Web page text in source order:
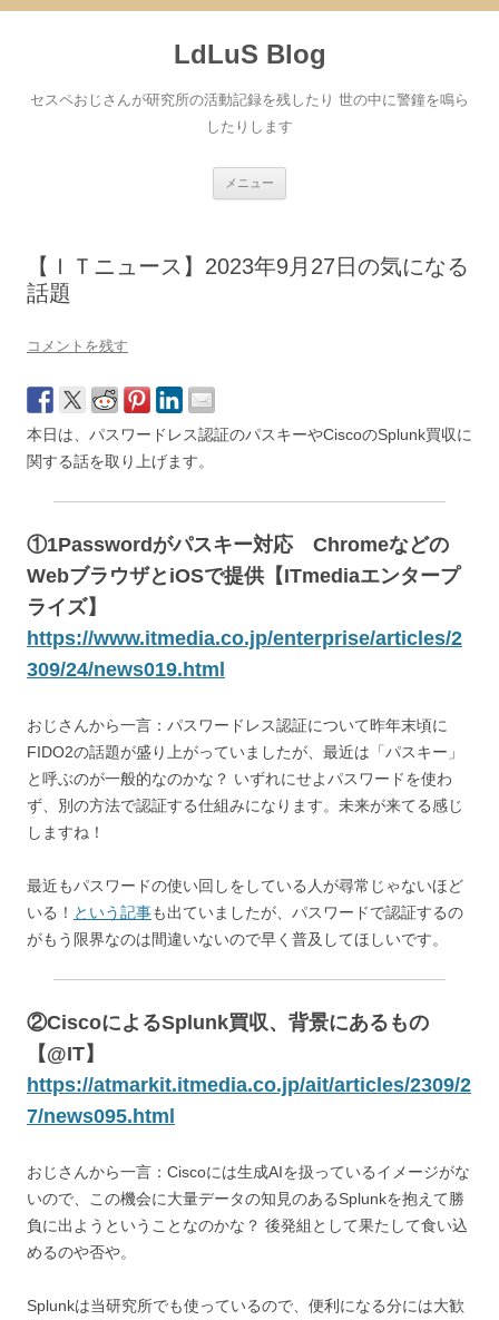
へ
ス
LdLuS Blog
セスペおじさんが研究所の活動記録を残したり 世の中に警鐘を鳴ら
したりします
メニュー
【ＩＴニュース】2023年9月27日の気になる
話題
コメントを残す
本日は、パスワードレス認証のパスキーやCiscoのSplunk買収に
関する話を取り上げます。
①1Passwordがパスキー対応 Chromeなどの
WebブラウザとiOSで提供【ITmediaエンタープ
ライズ】
https://www.itmedia.co.jp/enterprise/articles/2
309/24/news019.html
おじさんから一言：パスワードレス認証について昨年末頃に
FIDO2の話題が盛り上がっていましたが、最近は「パスキー」
と呼ぶのが一般的なのかな？ いずれにせよパスワードを使わ
ず、別の方法で認証する仕組みになります。未来が来てる感じ
しますね！
最近もパスワードの使い回しをしている人が尋常じゃないほど
いる！ という記事も出ていましたが、パスワードで認証するの
がもう限界なのは間違いないので早く普及してほしいです。
②CiscoによるSplunk買収、背景にあるもの
【@IT】
https://atmarkit.itmedia.co.jp/ait/articles/2309/2
7/news095.html
おじさんから一言：Ciscoには生成AIを扱っているイメージがな
いので、この機会に大量データの知見のあるSplunkを抱えて勝
負に出ようということなのかな？ 後発組として果たして食い込
めるのや否や。
Splunkは当研究所でも使っているので、便利になる分には大歓